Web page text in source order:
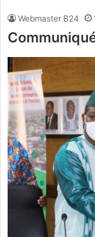
Webmaster B24